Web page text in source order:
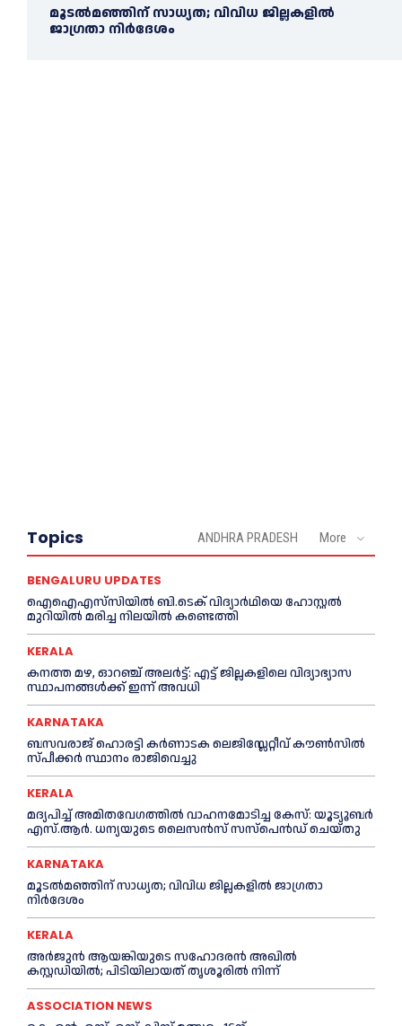
മൂടൽമഞ്ഞിന് സാധ്യത; വിവിധ ജില്ലകളിൽ
ജാഗ്രതാ നിർദേശം
Topics ANDHRA PRADESH More
BENGALURU UPDATES
ഐഐഎസ്‌സിയിൽ ബി.ടെക് വിദ്യാർഥിയെ ഹോസ്റ്റൽ
മുറിയിൽ മരിച്ച നിലയിൽ കണ്ടെത്തി
KERALA
ക​ന​ത്ത മ​ഴ, ഓറഞ്ച് അലർട്ട്: എ​ട്ട് ജി​ല്ല​ക​ളി​ലെ വി​ദ്യാ​ഭ്യാ​സ
സ്ഥാ​പ​ന​ങ്ങ​ൾ​ക്ക് ഇ​ന്ന് അ​വ​ധി
KARNATAKA
ബസവരാജ് ഹൊരട്ടി കർണാടക ലെജിസ്ലേറ്റീവ് കൗൺസിൽ
സ്പീക്കർ സ്ഥാനം രാജിവെച്ചു
KERALA
മദ്യപിച്ച് അമിതവേഗത്തിൽ വാഹനമോടിച്ച കേസ്: യൂട്യൂബർ
എസ്.ആർ. ധന്യയുടെ ലൈസൻസ് സസ്‌പെൻഡ് ചെയ്തു
KARNATAKA
മൂടൽമഞ്ഞിന് സാധ്യത; വിവിധ ജില്ലകളിൽ ജാഗ്രതാ
നിർദേശം
KERALA
അര്‍ജുന്‍ ആയങ്കിയുടെ സഹോദരന്‍ അഖില്‍
കസ്റ്റഡിയില്‍; പിടിയിലായത് തൃശൂരില്‍ നിന്ന്
ASSOCIATION NEWS